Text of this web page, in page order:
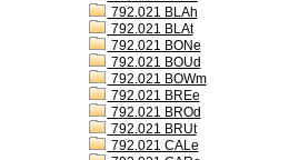
792.021 BLAh
792.021 BLAt
792.021 BONe
792.021 BOUd
792.021 BOWm
792.021 BREe
792.021 BROd
792.021 BRUt
792.021 CALe